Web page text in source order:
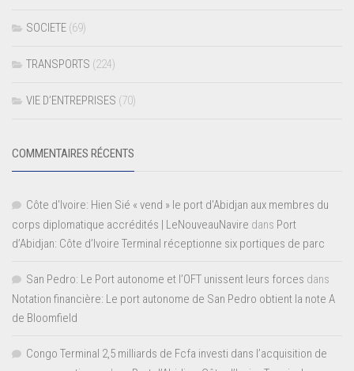
SOCIETE (69)
TRANSPORTS (224)
VIE D’ENTREPRISES (70)
COMMENTAIRES RÉCENTS
Côte d'Ivoire: Hien Sié « vend » le port d'Abidjan aux membres du
corps diplomatique accrédités | LeNouveauNavire dans Port
d’Abidjan: Côte d’Ivoire Terminal réceptionne six portiques de parc
San Pedro: Le Port autonome et l’OFT unissent leurs forces dans
Notation financière: Le port autonome de San Pedro obtient la note A
de Bloomfield
Congo Terminal 2,5 milliards de Fcfa investi dans l’acquisition de